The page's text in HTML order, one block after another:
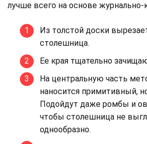
лучше всего на основе журнально-
Из толстой доски
столешница.
Ее края тщательно
На центральную часть
наносится примитивный,
Подойдут даже ромбы и
чтобы столешница не
однообразно.